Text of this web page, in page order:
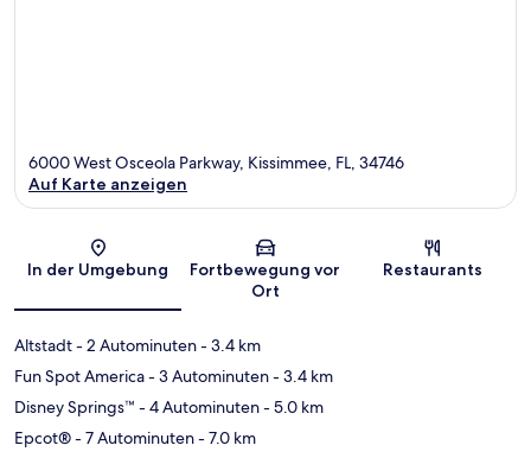
Karte
6000 West Osceola Parkway, Kissimmee, FL, 34746
Auf Karte anzeigen
In der Umgebung
Fortbewegung vor
Ort
Restaurants
Altstadt- 2 Autominuten- 3.4 km
Fun Spot America- 3 Autominuten- 3.4 km
Disney Springs™ - 4 Autominuten- 5.0 km
Epcot®- 7 Autominuten- 7.0 km